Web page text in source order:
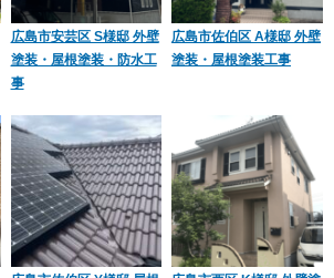
広島市安芸区 S様邸 外壁
塗装・屋根塗装・防水工
事
広島市佐伯区 A様邸 外壁
塗装・屋根塗装工事